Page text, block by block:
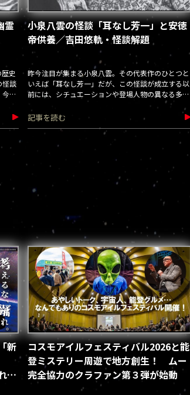
霊
史
怪談
も
小泉八雲の怪談「耳なし芳一」と安徳
帝供養／吉田悠軌・怪談解題
昨今注目が集まる小泉八雲。その代表作のひとつと
いえば「耳なし芳一」だが、この怪談が成立する以
前には、シチュエーションや登場人物の異なる多く
の別バージョンが存在する。これらの変遷を追った
先には、芳一がな
記事を読む
新
！
コスモアイルフェスティバル2026と能
登ミステリー周遊で地方創生！ ムー
完全協力のクラファン第３弾が始動